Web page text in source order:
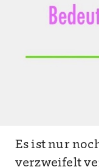
Es ist nur
verzweifelt